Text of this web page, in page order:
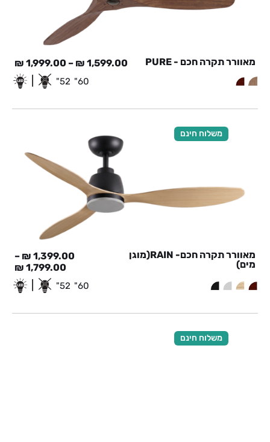
מאוורר תקרה חכם - PURE 1,599.00
₪
–
1,999.00
₪
60"
52"
משלוח חינם
מאוורר תקרה חכם- RAIN(מוגן
מים)
1,399.00
₪
–
1,799.00
₪
60"
52"
משלוח חינם